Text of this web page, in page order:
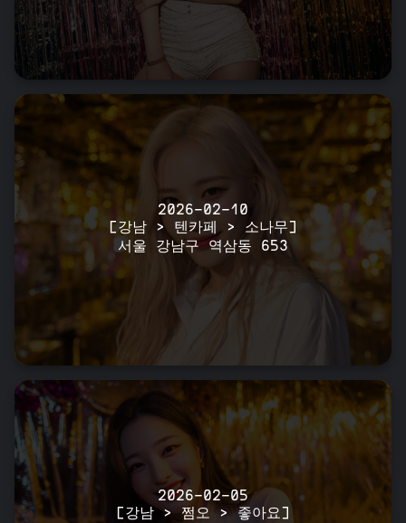
2026-02-10
[강남 > 텐카페 > 소나무]
서울 강남구 역삼동 653
2026-02-05
[강남 > 쩜오 > 좋아요]